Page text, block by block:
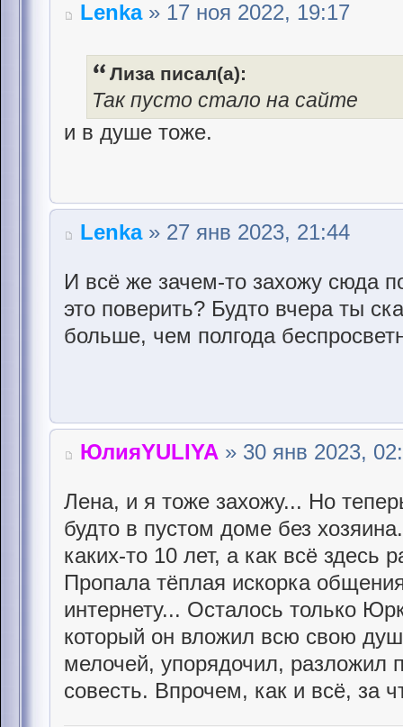
Lenka» 17 ноя 2022, 19:17
Лиза писал(а):
Так пусто стало на сайте
и в душе тоже.
Lenka» 27 янв 2023, 21:44
И всё же зачем-то захожу сюда
это поверить? Будто вчера ты
больше, чем полгода
ЮлияYULIYA » 30 янв 2023,
Лена, и я тоже захожу... Но
будто в пустом доме без
каких-то 10 лет, а как всё здесь
Пропала тёплая искорка
интернету... Осталось только
который он вложил всю свою
мелочей, упорядочил, разложил
совесть. Впрочем, как и всё, за